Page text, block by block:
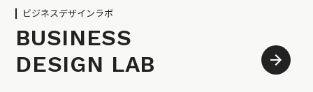
ビジネスデザインラボ
BUSINESS
DESIGN LAB